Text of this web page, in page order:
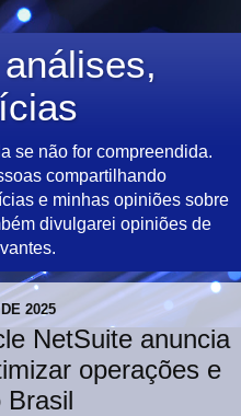
se não for compreendida.
compartilhando
e minhas opiniões sobre
divulgarei opiniões de
2025
NetSuite anuncia
operações e
Brasil